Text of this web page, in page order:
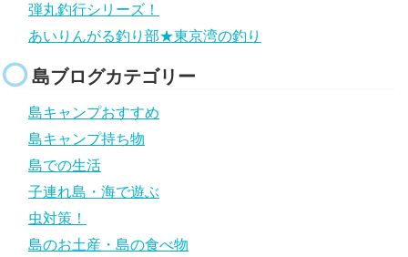
弾丸釣行シリーズ！
あいりんがる釣り部★東京湾の釣り
島ブログカテゴリー
島キャンプおすすめ
島キャンプ持ち物
島での生活
子連れ島・海で遊ぶ
虫対策！
島のお土産・島の食べ物